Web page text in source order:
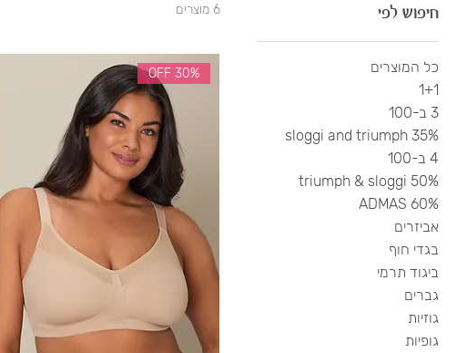
חיפוש לפי
כל המוצרים
1+1
3 ב-100
35% sloggi and triumph
4 ב-100
50% triumph & sloggi
60% ADMAS
אביזרים
בגדי חוף
ביגוד תרמי
גברים
גוזיות
גופיות
6 מוצרים
30% OFF